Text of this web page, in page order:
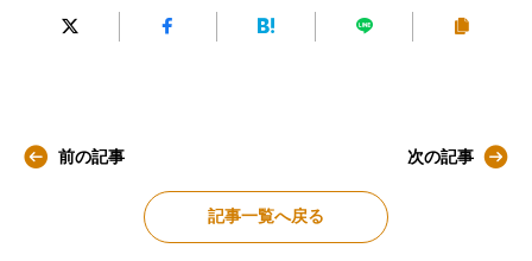
前の記事
記事一覧へ戻る
次の記事